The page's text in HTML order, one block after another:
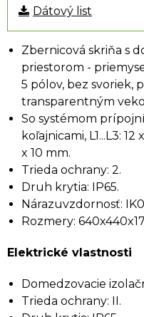
Dátový list
Zbernicová skriňa s
priestorom -
5 pólov, bez svoriek,
transparentným
So systémom
koľajnicami, L1...L3: 12
x 10 mm.
Trieda ochrany: 2.
Druh krytia: IP65.
Nárazuvzdornosť:
Rozmery:
Elektrické vlastnosti
Domedzovacie
Trieda ochrany: II.